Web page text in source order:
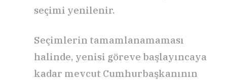
seçimi yenilenir.
Seçimlerin tamamlanamaması
halinde, yenisi göreve başlayıncaya
kadar mevcut Cumhurbaşkanının